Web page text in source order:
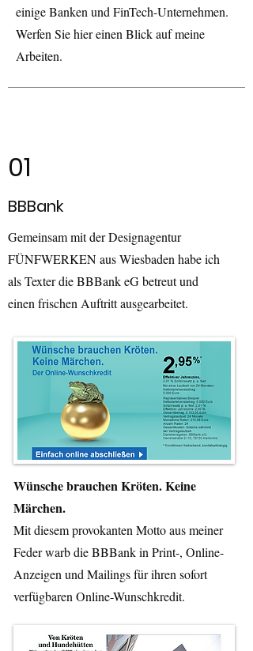
einige Banken und FinTech-Unternehmen.
Werfen Sie hier einen Blick auf meine
Arbeiten.
01
BBBank
Gemeinsam mit der Designagentur
FÜNFWERKEN aus Wiesbaden habe ich
als Texter die BBBank eG betreut und
einen frischen Auftritt ausgearbeitet.
Wünsche brauchen Kröten. Keine
Märchen.
Mit diesem provokanten Motto aus meiner
Feder warb die BBBank in Print-, Online-
Anzeigen und Mailings für ihren sofort
verfügbaren Online-Wunschkredit.